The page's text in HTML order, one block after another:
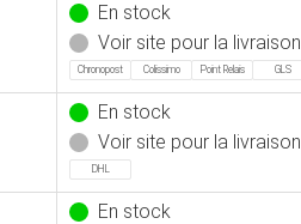
En stock
Voir site pour la livraison
Chronopost Colissimo Point Relais GLS
En stock
Voir site pour la livraison
DHL
En stock